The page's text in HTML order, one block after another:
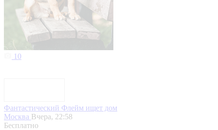
10
Фантастический Флейм ищет дом
Москва Вчера, 22:58
Бесплатно